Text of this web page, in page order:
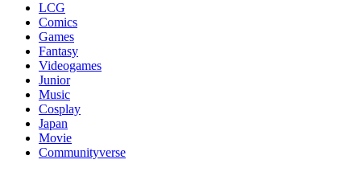
LCG
Comics
Games
Fantasy
Videogames
Junior
Music
Cosplay
Japan
Movie
Communityverse